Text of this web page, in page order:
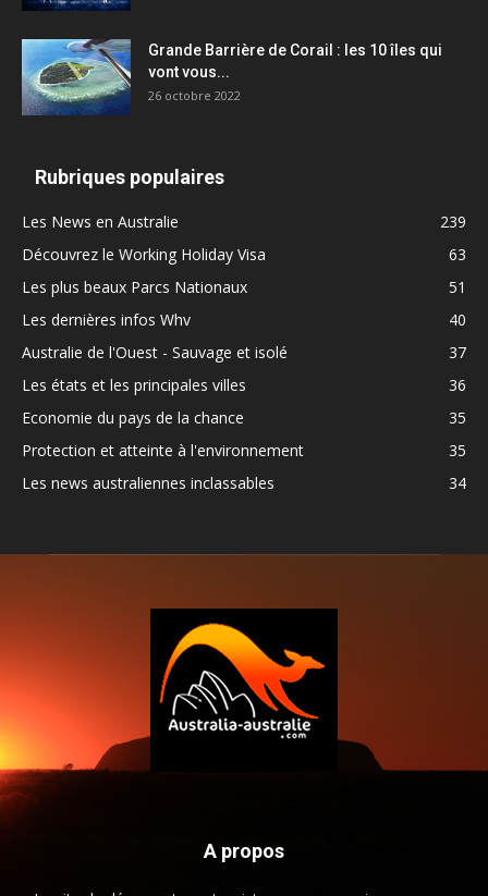
Grande Barrière de Corail : les 10 îles qui
vont vous...
26 octobre 2022
Rubriques populaires
Les News en Australie
239
Découvrez le Working Holiday Visa
63
Les plus beaux Parcs Nationaux
51
Les dernières infos Whv
40
Australie de l'Ouest - Sauvage et isolé
37
Les états et les principales villes
36
Economie du pays de la chance
35
Protection et atteinte à l'environnement
35
Les news australiennes inclassables
34
A propos